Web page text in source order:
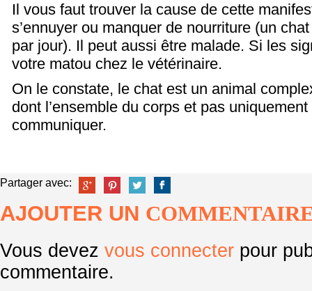
Il vous faut trouver la cause de cette
s’ennuyer ou manquer de nourriture (un
par jour). Il peut aussi être malade. Si les
votre matou chez le vétérinaire.
On le constate, le chat est un animal
dont l’ensemble du corps et pas
communiquer.
Partager avec:
AJOUTER UN
Vous devez vous connecter pour
commentaire.